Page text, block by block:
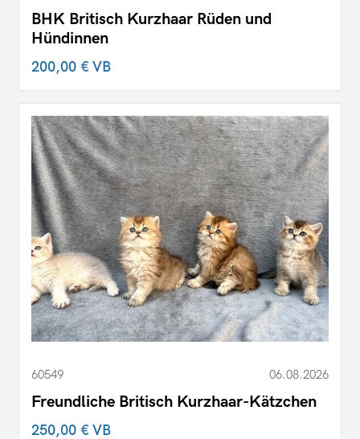
BHK Britisch Kurzhaar Rüden und
Hündinnen
200,00 €VB
60549 06.08.2026
Freundliche Britisch Kurzhaar-Kätzchen
250,00 €VB